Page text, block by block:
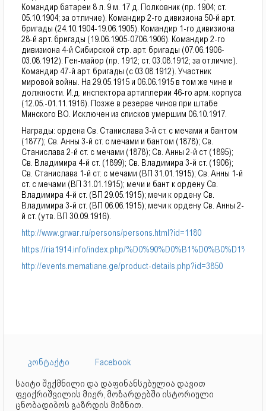
Командир батареи 8 л. 9 м. 17 д. Полковник (пр. 1904; ст.
05.10.1904; за отличие). Командир 2-го дивизиона 50-й арт.
бригады (24.10.1904-19.06.1905). Командир 1-го дивизиона
28-й арт. бригады (19.06.1905-0706.1906). Командир 2-го
дивизиона 4-й Сибирской стр. арт. бригады (07.06.1906-
03.08.1912). Ген-майор (пр. 1912; ст. 03.08.1912; за отличие).
Командир 47-й арт. бригады (с 03.08.1912). Участник
мировой войны. На 29.05.1915 и 06.06.1915 в том же чине и
должности. И.д. инспектора артиллерии 46-го арм. корпуса
(12.05.-01.11.1916). Позже в резерве чинов при штабе
Минского ВО. Исключен из списков умершим 06.10.1917.
Награды: ордена Св. Станислава 3-й ст. с мечами и бантом
(1877); Св. Анны 3-й ст. с мечами и бантом (1878); Св.
Станислава 2-й ст. с мечами (1878); Св. Анны 2-й ст (1895);
Св. Владимира 4-й ст. (1899); Св. Владимира 3-й ст. (1906);
Св. Станислава 1-й ст. с мечами (ВП 31.01.1915); Св. Анны 1-й
ст. с мечами (ВП 31.01.1915); мечи и бант к ордену Св.
Владимира 4-й ст. (ВП 29.05.1915); мечи к ордену Св.
Владимира 3-й ст. (ВП 06.06.1915); мечи к ордену Св. Анны 2-
й ст. (утв. ВП 30.09.1916).
http://www.grwar.ru/persons/persons.html?id=1180
https://ria1914.info/index.php/
http://events.mematiane.ge/product-details.php?id=3850
კონტაქტი
Facebook
საიტი შექმნილი და დაფინანსებულია დავით
ფეიქრიშვილის მიერ, მოზარდებში ისტორიული
ცნობადიბოს გაზრდის მიზნით.